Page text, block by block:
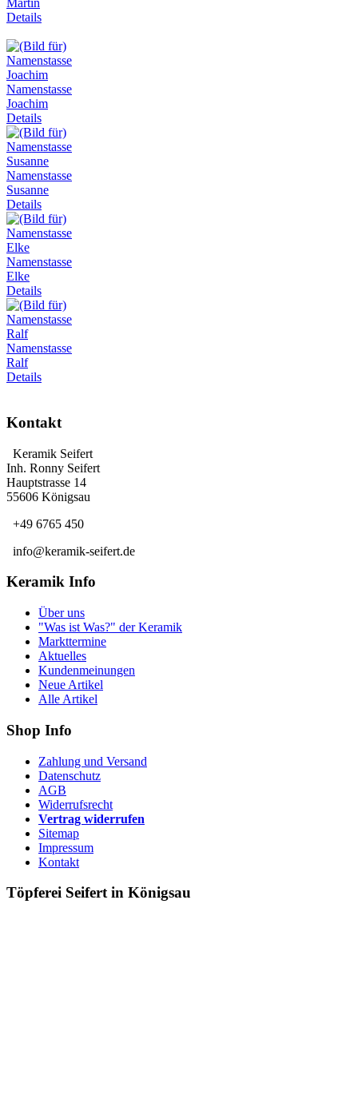
Martin
Details
Namenstasse
Joachim
Details
Namenstasse
Susanne
Details
Namenstasse
Elke
Details
Namenstasse
Ralf
Details
Kontakt
Keramik Seifert
Inh. Ronny Seifert
Hauptstrasse 14
55606 Königsau
+49 6765 450
info@keramik-seifert.de
Keramik Info
Über uns
"Was ist Was?" der Keramik
Markttermine
Aktuelles
Kundenmeinungen
Neue Artikel
Alle Artikel
Shop Info
Zahlung und Versand
Datenschutz
AGB
Widerrufsrecht
Vertrag widerrufen
Sitemap
Impressum
Kontakt
Töpferei Seifert in Königsau